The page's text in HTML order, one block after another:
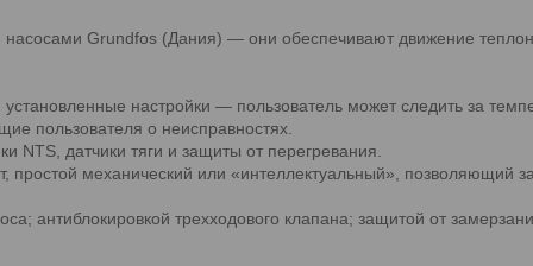
Grundfos (Дания) — они обеспечивают движение
настройки — пользователь может следить за
пользователя о неисправностях.
NTS, датчики тяги и защиты от перегревания.
простой механический или «интеллектуальный», позволяющий
антиблокировкой трехходового клапана; защитой от